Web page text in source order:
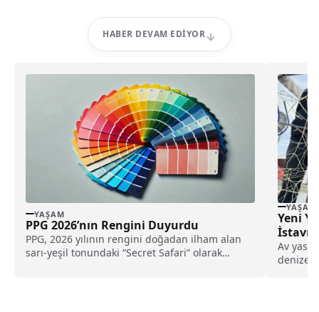
HABER DEVAM EDIYOR
YAŞAM
PPG 2026’nın Rengini Duyurdu
PPG, 2026 yılının rengini doğadan ilham alan
sarı-yeşil tonundaki “Secret Safari” olarak
YAŞAM
Yeni
İstavrit
Av
denize